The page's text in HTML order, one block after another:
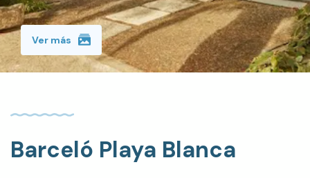
Ver más
Barceló Playa Blanca